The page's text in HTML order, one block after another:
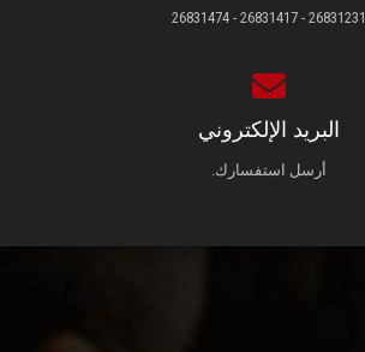
26831231 - 26831417 - 26831474
البريد الإلكتروني
أرسل استفسارك.